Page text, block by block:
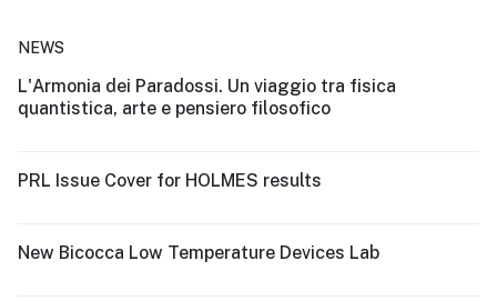
NEWS
L'Armonia dei Paradossi. Un viaggio tra fisica
quantistica, arte e pensiero filosofico
PRL Issue Cover for HOLMES results
New Bicocca Low Temperature Devices Lab